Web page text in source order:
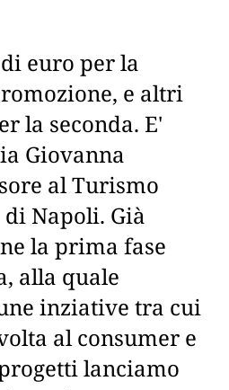
euro per la
e altri
la seconda. E'
Giovanna
al Turismo
Napoli. Già
la prima fase
alla quale
inziative tra cui
al consumer e
lanciamo